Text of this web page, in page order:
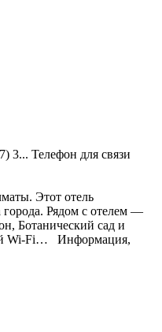
3... Телефон для связи
Этот отель
города. Рядом с отелем —
Ботанический сад и
Wi-Fi… Информация,